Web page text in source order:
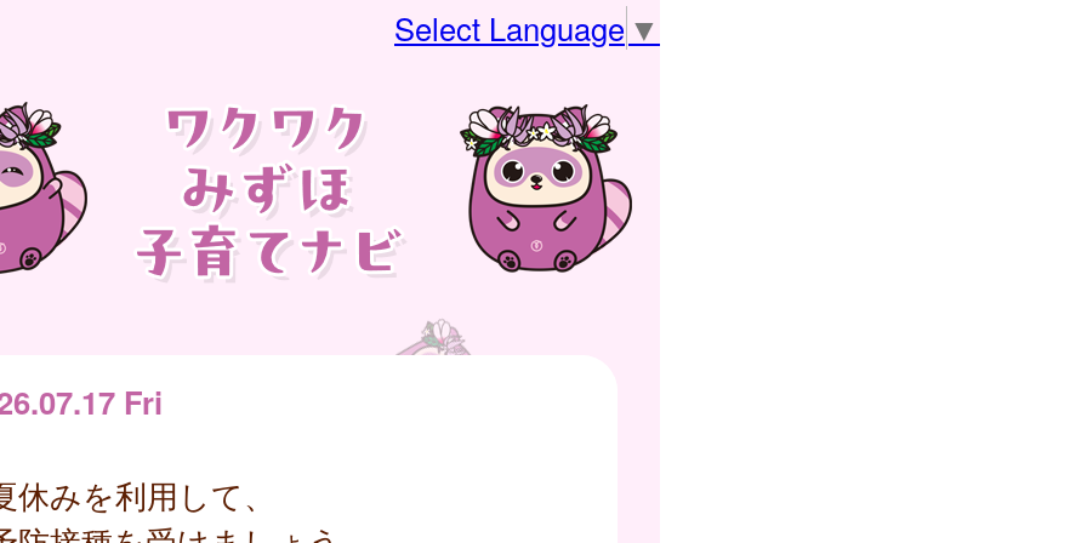
Select Language ▼
Fri
休みを利用して、